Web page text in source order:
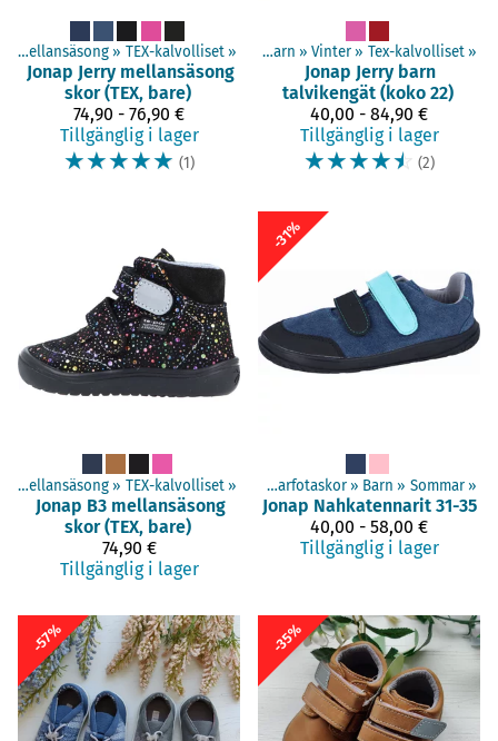
Mellansäsong ‪» TEX-kalvolliset ‪»
Jonap Jerry mellansäsong
skor (TEX, bare)
74,90 - 76,90 €
Tillgänglig i lager
☆☆☆☆☆ (1)
Produkter ‪» Barfotaskor Barn ‪» Vinter ‪» Tex-kalvolliset ‪»
Jonap Jerry barn
talvikengät (koko 22)
40,00 - 84,90 €
Tillgänglig i lager
☆☆☆☆☆ (2)
Mellansäsong ‪» TEX-kalvolliset ‪»
Jonap B3 mellansäsong
skor (TEX, bare)
74,90 €
Tillgänglig i lager
-31%
Produkter Barfotaskor ‪» Barn ‪» Sommar ‪»
Jonap Nahkatennarit 31-35
40,00 - 58,00 €
Tillgänglig i lager
-57% -35%